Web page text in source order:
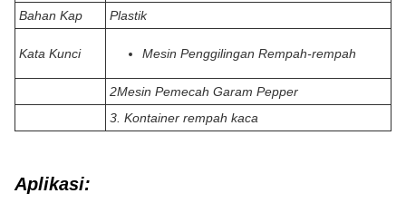
Bahan Kap
Plastik
Kata Kunci Mesin Penggilingan Rempah-rempah
2Mesin Pemecah Garam Pepper
3. Kontainer rempah kaca
Aplikasi: